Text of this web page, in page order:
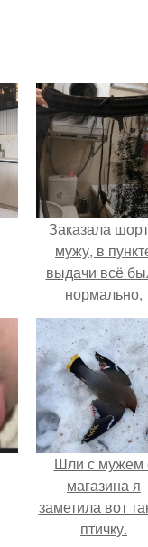
Заказала
мужу, в
выдачи всё
нормально,
примерил
хорошо,
предвещало
Шли с мужем
магазина я
заметила вот
птичку.